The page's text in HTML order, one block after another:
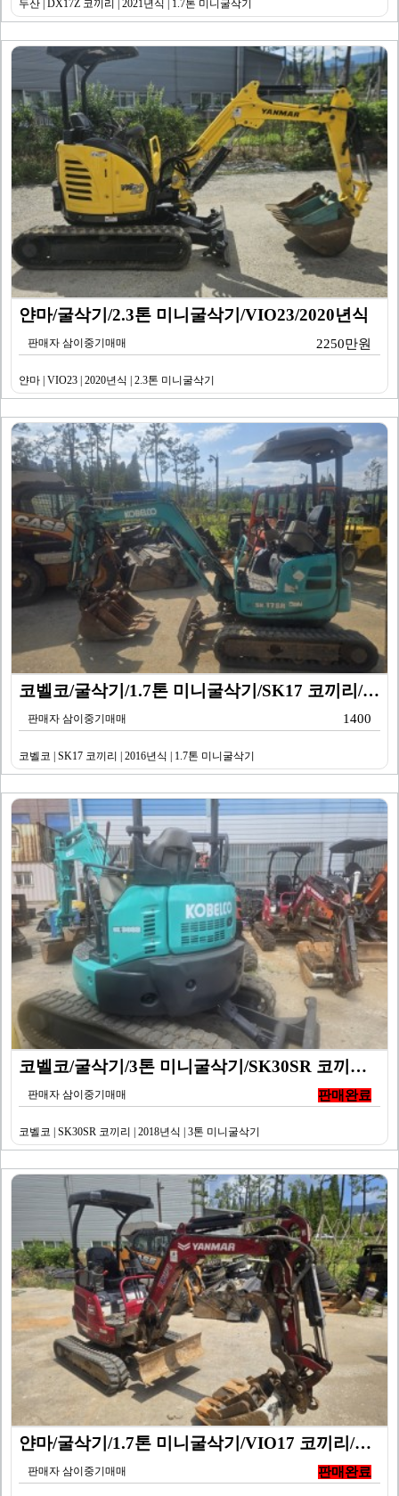
두산 | DX17Z 코끼리 | 2021년식 | 1.7톤 미니굴삭기
얀마/굴삭기/2.3톤 미니굴삭기/VIO23/2020년식
판매자 삼이중기매매 2250만원
얀마 | VIO23 | 2020년식 | 2.3톤 미니굴삭기
코벨코/굴삭기/1.7톤 미니굴삭기/SK17 코끼리/20…
판매자 삼이중기매매 1400
코벨코 | SK17 코끼리 | 2016년식 | 1.7톤 미니굴삭기
코벨코/굴삭기/3톤 미니굴삭기/SK30SR 코끼리/20…
판매자 삼이중기매매 판매완료
코벨코 | SK30SR 코끼리 | 2018년식 | 3톤 미니굴삭기
얀마/굴삭기/1.7톤 미니굴삭기/VIO17 코끼리/20…
판매자 삼이중기매매 판매완료